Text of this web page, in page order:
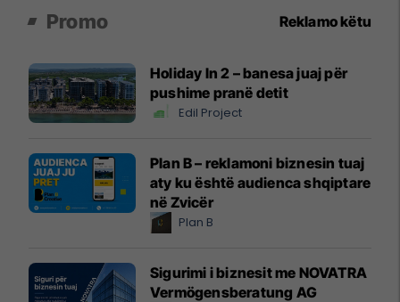
Promo Reklamo këtu
Holiday In 2 – banesa juaj për
pushime pranë detit
Edil Project
Plan B – reklamoni biznesin tuaj
aty ku është audienca shqiptare
në Zvicër
Plan B
Sigurimi i biznesit me NOVATRA
Vermögensberatung AG